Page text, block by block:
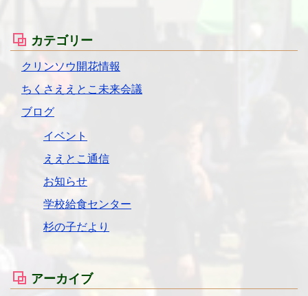
カテゴリー
クリンソウ開花情報
ちくさええとこ未来会議
ブログ
イベント
ええとこ通信
お知らせ
学校給食センター
杉の子だより
アーカイブ